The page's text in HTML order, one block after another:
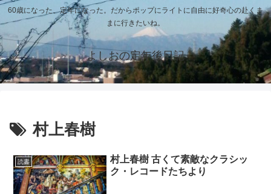
60歳になった、定年になった。だからポップにライトに自由に好奇心の赴くま
まに行きたいね。
よしおの定年後日記
村上春樹
読書
村上春樹 古くて素敵なクラシッ
ク・レコードたちより